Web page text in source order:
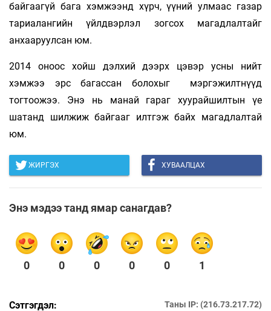
байгаагүй бага хэмжээнд хүрч, үүний улмаас газар
тариалангийн үйлдвэрлэл зогсох магадлалтайг
анхааруулсан юм.
2014 оноос хойш дэлхий дээрх цэвэр усны нийт
хэмжээ эрс багассан болохыг мэргэжилтнүүд
тогтоожээ. Энэ нь манай гараг хуурайшилтын үе
шатанд шилжиж байгааг илтгэж байх магадлалтай
юм.
ЖИРГЭХ ХУВААЛЦАХ
Энэ мэдээ танд ямар санагдав?
0 0 0 0 0 1
Сэтгэгдэл: Таны IP: (216.73.217.72)